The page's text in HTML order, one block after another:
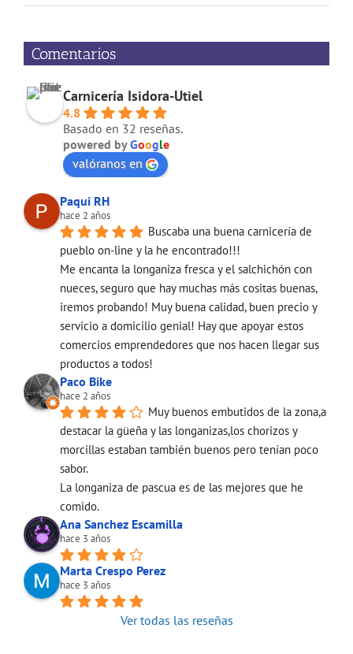
Comentarios
Carnicería Isidora-Utiel
4.8
Basado en 32 reseñas.
powered byGoogle
valóranos en
Paqui RH
hace 2 años
Buscaba una buena carnicería de
pueblo on-line y la he encontrado!!!
Me encanta la longaniza fresca y el salchichón con
nueces, seguro que hay muchas más cositas buenas,
iremos probando! Muy buena calidad, buen precio y
servicio a domicilio genial! Hay que apoyar estos
comercios emprendedores que nos hacen llegar sus
productos a todos!
Paco Bike
hace 2 años
Muy buenos embutidos de la zona,a
destacar la güeña y las longanizas,los chorizos y
morcillas estaban también buenos pero tenían poco
sabor.
La longaniza de pascua es de las mejores que he
comido.
Ana Sanchez Escamilla
hace 3 años
Marta Crespo Perez
hace 3 años
Ver todas las reseñas